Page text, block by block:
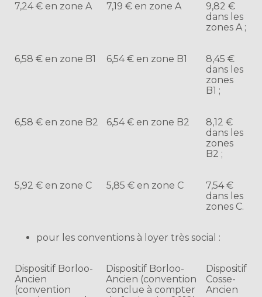
7,24 € en zone A 7,19 € en zone A
9,82 €
dans les
zones A ;
6,58 € en zone B1 6,54 € en zone B1
8,45 €
dans les
zones
B1 ;
6,58 € en zone B2 6,54 € en zone B2
8,12 €
dans les
zones
B2 ;
5,92 € en zone C 5,85 € en zone C
7,54 €
dans les
zones C.
pour les conventions à loyer très social :
Dispositif Borloo-
Ancien
(convention
Dispositif Borloo-
Ancien (convention
conclue à compter
Dispositif
Cosse-
Ancien